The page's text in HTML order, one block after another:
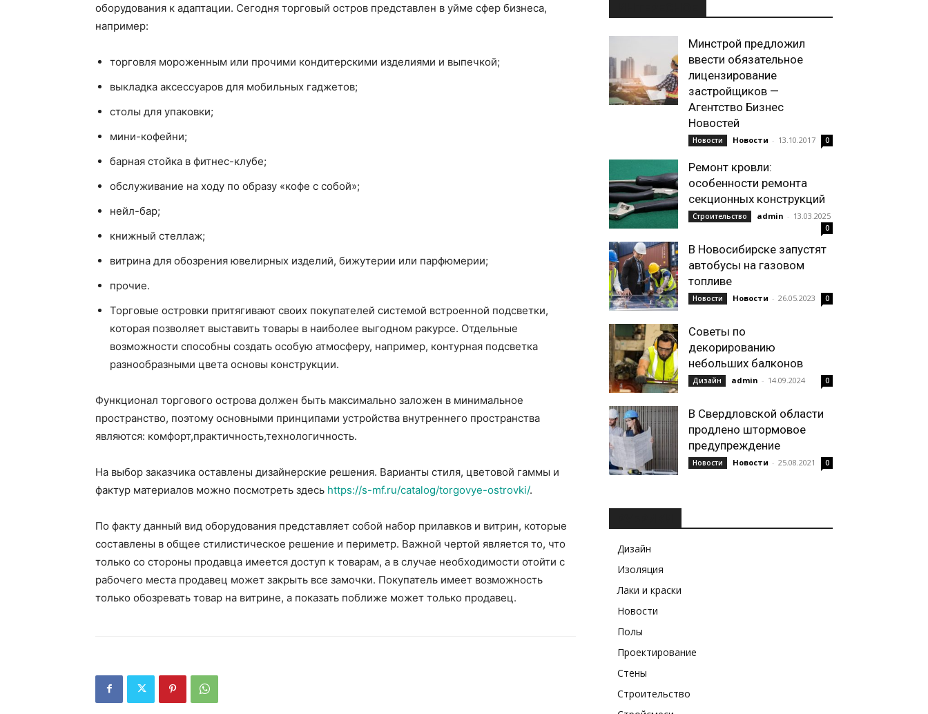
оборудования к адаптации. Сегодня торговый остров представлен в уйме сфер бизнеса,
например:
торговля мороженным или прочими кондитерскими изделиями и выпечкой;
выкладка аксессуаров для мобильных гаджетов;
столы для упаковки;
мини-кофейни;
барная стойка в фитнес-клубе;
обслуживание на ходу по образу «кофе с собой»;
нейл-бар;
книжный стеллаж;
витрина для обозрения ювелирных изделий, бижутерии или парфюмерии;
прочие.
Торговые островки притягивают своих покупателей системой встроенной подсветки,
которая позволяет выставить товары в наиболее выгодном ракурсе. Отдельные
возможности способны создать особую атмосферу, например, контурная подсветка
разнообразными цвета основы конструкции.
Функционал торгового острова должен быть максимально заложен в минимальное
пространство, поэтому основными принципами устройства внутреннего пространства
являются: комфорт,практичность,технологичность.
На выбор заказчика оставлены дизайнерские решения. Варианты стиля, цветовой гаммы и
фактур материалов можно посмотреть здесь https://s-mf.ru/catalog/torgovye-ostrovki/.
По факту данный вид оборудования представляет собой набор прилавков и витрин, которые
составлены в общее стилистическое решение и периметр. Важной чертой является то, что
только со стороны продавца имеется доступ к товарам, а в случае необходимости отойти с
рабочего места продавец может закрыть все замочки. Покупатель имеет возможность
только обозревать товар на витрине, а показать поближе может только продавец.
Минстрой предложил
ввести обязательное
лицензирование
застройщиков —
Агентство Бизнес
Новостей
Новости Новости - 13.10.2017 0
Ремонт кровли:
особенности ремонта
секционных конструкций
Строительство admin - 13.03.2025
0
В Новосибирске запустят
автобусы на газовом
топливе
Новости Новости - 26.05.2023 0
Советы по
декорированию
небольших балконов
Дизайн admin - 14.09.2024 0
В Свердловской области
продлено штормовое
предупреждение
Новости Новости - 25.08.2021 0
Дизайн
Изоляция
Лаки и краски
Новости
Полы
Проектирование
Стены
Строительство